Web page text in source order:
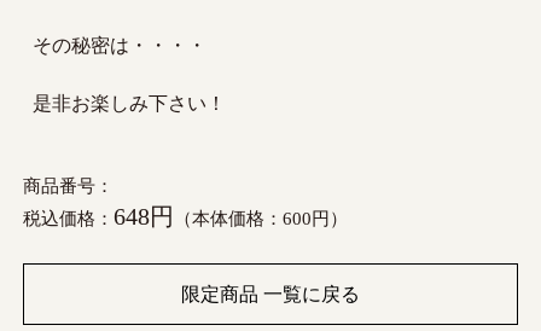
その秘密は・・・・
是非お楽しみ下さい！
商品番号：
税込価格： 648円 （本体価格：600円）
限定商品 一覧に戻る